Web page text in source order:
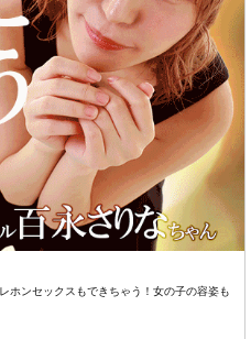
ホンセックスもできちゃう！女の子の容姿も